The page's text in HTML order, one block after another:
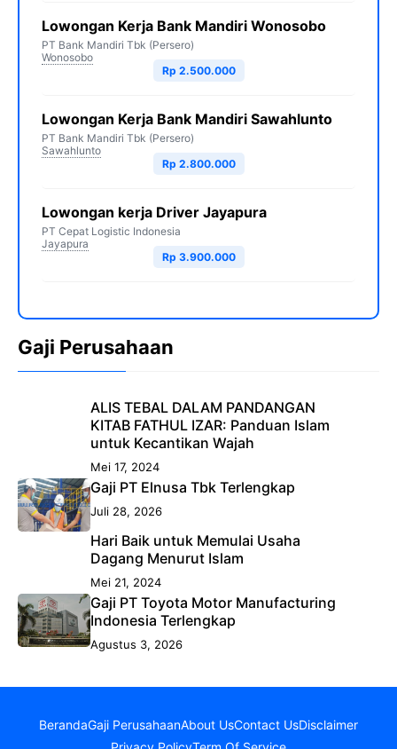
Lowongan Kerja Bank Mandiri Wonosobo
PT Bank Mandiri Tbk (Persero)
Wonosobo
Rp 2.500.000
Lowongan Kerja Bank Mandiri Sawahlunto
PT Bank Mandiri Tbk (Persero)
Sawahlunto
Rp 2.800.000
Lowongan kerja Driver Jayapura
PT Cepat Logistic Indonesia
Jayapura
Rp 3.900.000
Gaji Perusahaan
ALIS TEBAL DALAM PANDANGAN
KITAB FATHUL IZAR: Panduan Islam
untuk Kecantikan Wajah
Mei 17, 2024
Gaji PT Elnusa Tbk Terlengkap
Juli 28, 2026
Hari Baik untuk Memulai Usaha
Dagang Menurut Islam
Mei 21, 2024
Gaji PT Toyota Motor Manufacturing
Indonesia Terlengkap
Agustus 3, 2026
BerandaGaji PerusahaanAbout UsContact UsDisclaimer